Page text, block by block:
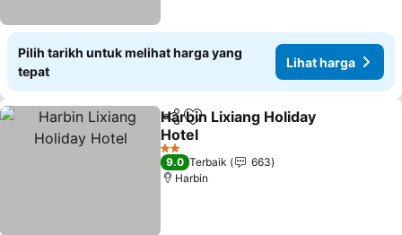
Pilih tarikh untuk melihat harga yang
tepat
Lihat harga
KongsiTambah ke favorit
Harbin Lixiang Holiday
Hotel
2 Bintang
9.0 Terbaik
663
Harbin